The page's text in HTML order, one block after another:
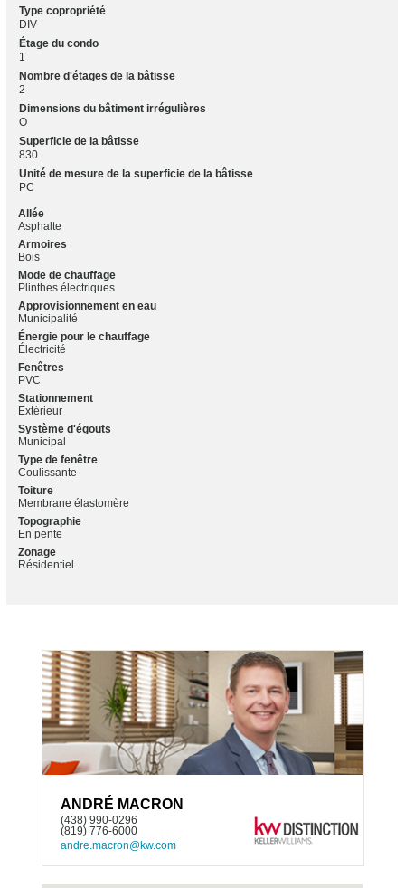
Type copropriété
DIV
Étage du condo
1
Nombre d'étages de la bâtisse
2
Dimensions du bâtiment irrégulières
O
Superficie de la bâtisse
830
Unité de mesure de la superficie de la bâtisse
PC
Allée
Asphalte
Armoires
Bois
Mode de chauffage
Plinthes électriques
Approvisionnement en eau
Municipalité
Énergie pour le chauffage
Électricité
Fenêtres
PVC
Stationnement
Extérieur
Système d'égouts
Municipal
Type de fenêtre
Coulissante
Toiture
Membrane élastomère
Topographie
En pente
Zonage
Résidentiel
ANDRÉ MACRON
(438) 990-0296
(819) 776-6000
andre.macron@kw.com